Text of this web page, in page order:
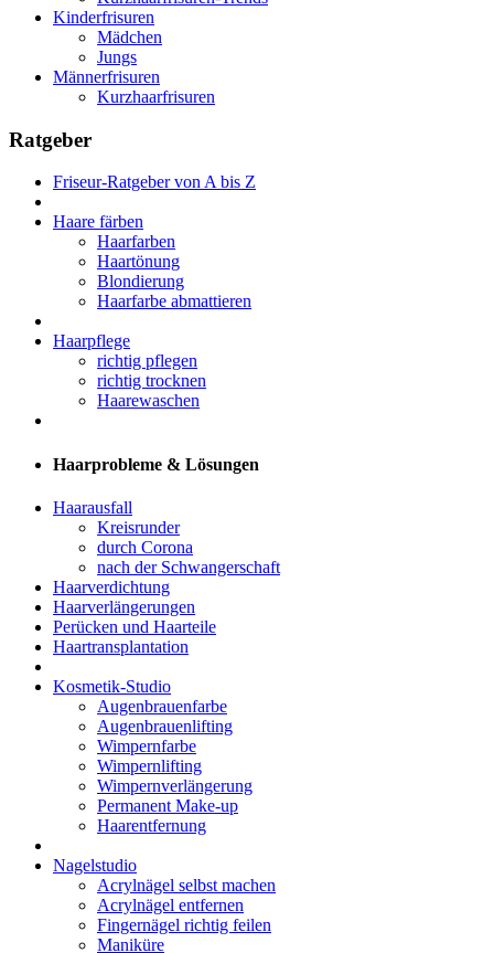
Kinderfrisuren
Mädchen
Jungs
Männerfrisuren
Kurzhaarfrisuren
Ratgeber
Friseur-Ratgeber von A bis Z
Haare färben
Haarfarben
Haartönung
Blondierung
Haarfarbe abmattieren
Haarpflege
richtig pflegen
richtig trocknen
Haarewaschen
Haarprobleme & Lösungen
Haarausfall
Kreisrunder
durch Corona
nach der Schwangerschaft
Haarverdichtung
Haarverlängerungen
Perücken und Haarteile
Haartransplantation
Kosmetik-Studio
Augenbrauenfarbe
Augenbrauenlifting
Wimpernfarbe
Wimpernlifting
Wimpernverlängerung
Permanent Make-up
Haarentfernung
Nagelstudio
Acrylnägel selbst machen
Acrylnägel entfernen
Fingernägel richtig feilen
Maniküre